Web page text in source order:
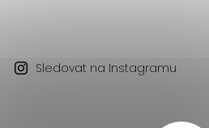
Sledovat na Instagramu